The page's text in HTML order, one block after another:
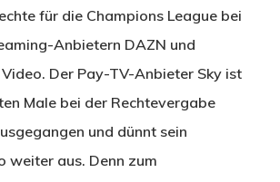
für die Champions League bei
Anbietern DAZN und
Der Pay-TV-Anbieter Sky ist
Male bei der Rechtevergabe
und dünnt sein
weiter aus. Denn zum